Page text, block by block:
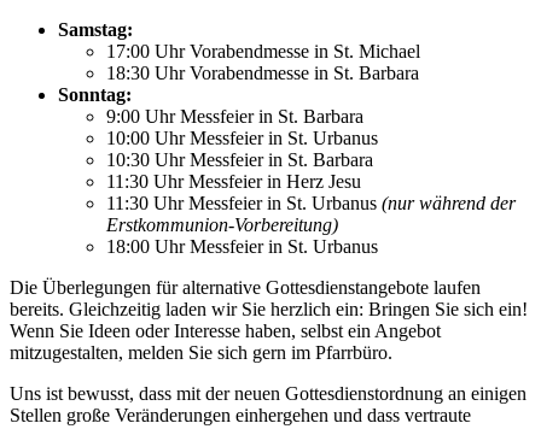
Samstag:
17:00 Uhr Vorabendmesse in St. Michael
18:30 Uhr Vorabendmesse in St. Barbara
Sonntag:
9:00 Uhr Messfeier in St. Barbara
10:00 Uhr Messfeier in St. Urbanus
10:30 Uhr Messfeier in St. Barbara
11:30 Uhr Messfeier in Herz Jesu
11:30 Uhr Messfeier in St. Urbanus (nur während der
Erstkommunion-Vorbereitung)
18:00 Uhr Messfeier in St. Urbanus
Die Überlegungen für alternative Gottesdienstangebote laufen
bereits. Gleichzeitig laden wir Sie herzlich ein: Bringen Sie sich ein!
Wenn Sie Ideen oder Interesse haben, selbst ein Angebot
mitzugestalten, melden Sie sich gern im Pfarrbüro.
Uns ist bewusst, dass mit der neuen Gottesdienstordnung an einigen
Stellen große Veränderungen einhergehen und dass vertraute